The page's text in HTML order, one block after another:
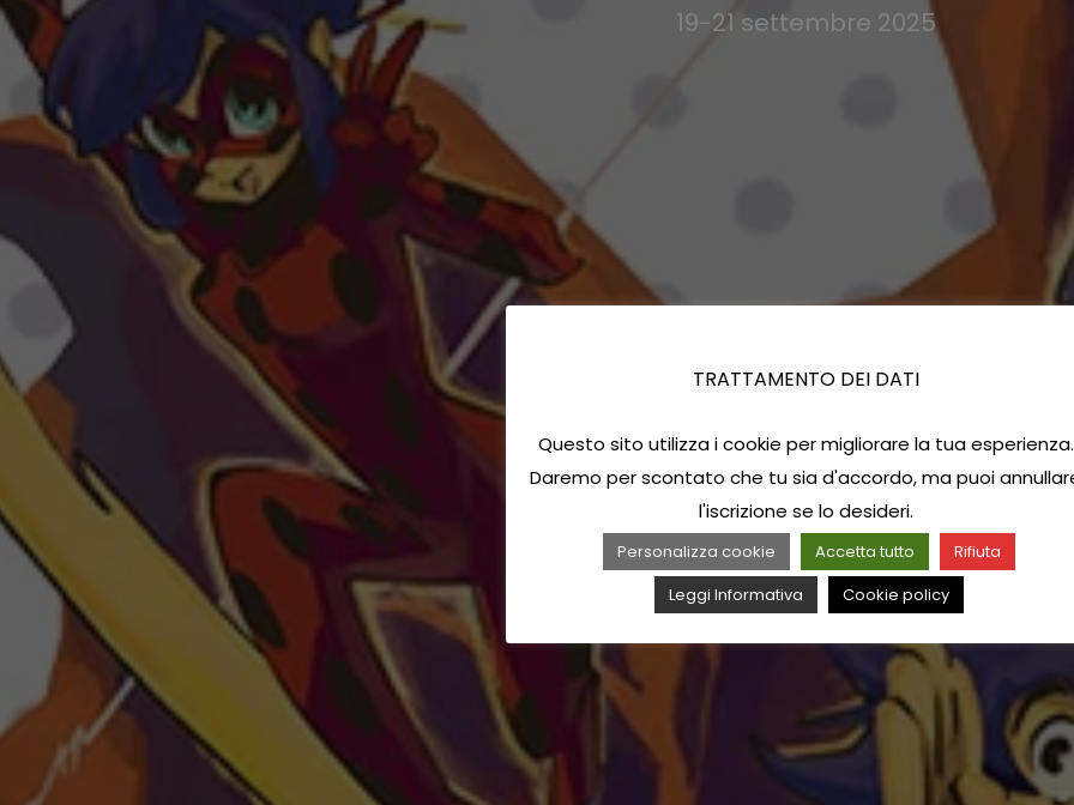
19-21 settembre 2025
TRATTAMENTO DEI DATI
Questo sito utilizza i cookie per migliorare la tua esperienza.
Daremo per scontato che tu sia d'accordo, ma puoi
l'iscrizione se lo desideri.
Personalizza cookie Accetta tutto
Rifiuta
Leggi Informativa
Cookie policy